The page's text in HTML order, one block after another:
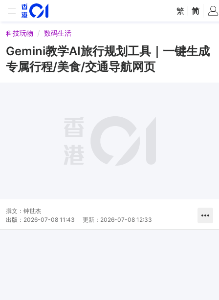
繁 简
科技玩物 数码生活
Gemini教学AI旅行规划工具｜一键生成
专属行程/美食/交通导航网页
撰文： 钟世杰
出版： 2026-07-08 11:43 更新： 2026-07-08 12:33